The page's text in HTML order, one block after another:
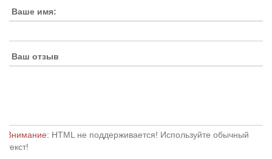
Ваше имя:
Ваш отзыв
Внимание: HTML не поддерживается! Используйте обычный
текст!